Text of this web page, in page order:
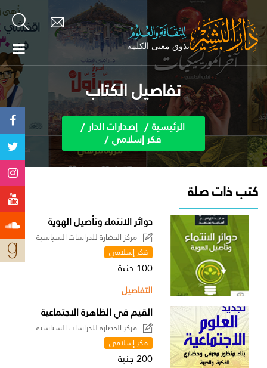
تفاصيل الكتاب
الرئيسية إصدارات الدار
فكر إسلامي
كتب ذات صلة
دوائر الانتماء وتأصيل الهوية
مركز الحضارة للدراسات السياسية
فكر إسلامي
100 جنية
التفاصيل
القيم في الظاهرة الاجتماعية
مركز الحضارة للدراسات السياسية
فكر إسلامي
200 جنية